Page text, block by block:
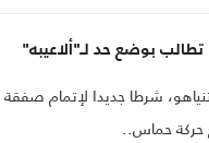
بوضع حد لـ"ألاعيبه"
شرطا جديدا لإتمام صفقة
حركة حماس..